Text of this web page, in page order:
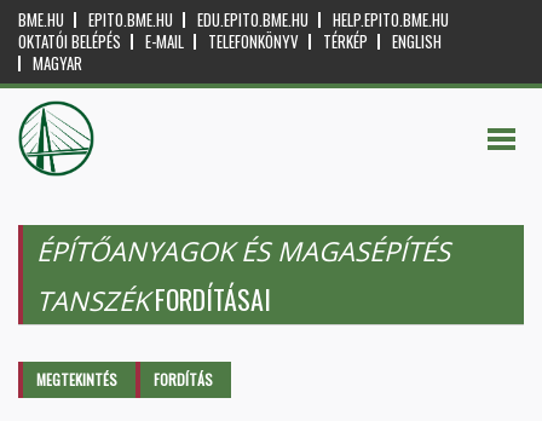
BME.HU EPITO.BME.HU EDU.EPITO.BME.HU
HELP.EPITO.BME.HU
OKTATÓI BELÉPÉS
E-MAIL TELEFONKÖNYV TÉRKÉP
ENGLISH
MAGYAR
ÉPÍTŐANYAGOK ÉS MAGASÉPÍTÉS
TANSZÉKFORDÍTÁSAI
Elsődleges fülek
MEGTEKINTÉS FORDÍTÁS